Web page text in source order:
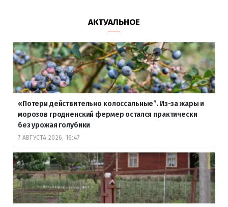
АКТУАЛЬНОЕ
«Потери действительно колоссальные”. Из-за жары и
морозов гродненский фермер остался практически
без урожая голубики
7 АВГУСТА 2026, 16:47